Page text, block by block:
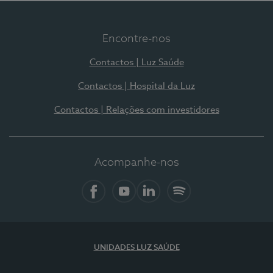
Encontre-nos
Contactos | Luz Saúde
Contactos | Hospital da Luz
Contactos | Relações com investidores
Acompanhe-nos
UNIDADES LUZ SAÚDE